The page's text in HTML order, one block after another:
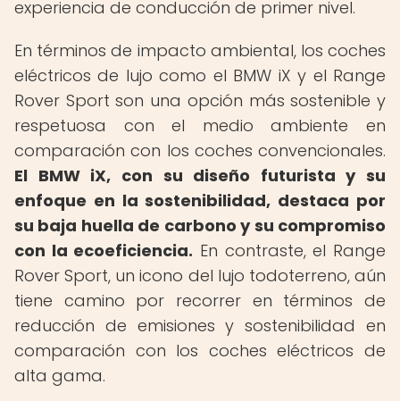
experiencia de conducción de primer nivel.
En términos de impacto ambiental, los coches
eléctricos de lujo como el BMW iX y el Range
Rover Sport son una opción más sostenible y
respetuosa con el medio ambiente en
comparación con los coches convencionales.
El BMW iX, con su diseño futurista y su
enfoque en la sostenibilidad, destaca por
su baja huella de carbono y su compromiso
con la ecoeficiencia. En contraste, el Range
Rover Sport, un icono del lujo todoterreno, aún
tiene camino por recorrer en términos de
reducción de emisiones y sostenibilidad en
comparación con los coches eléctricos de
alta gama.